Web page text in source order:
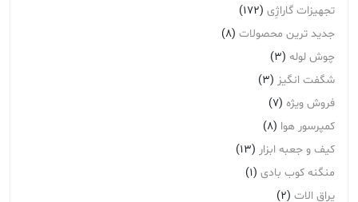
تجهیزات گاراژِی (172)
جدید ترین محصولات (8)
چوش لوله (3)
شگفت انگیز (3)
فروش ویژه (7)
کمپرسور هوا (8)
کیف و جعبه ابزار (13)
منگنه کوب بادی (1)
یراق الات (2)